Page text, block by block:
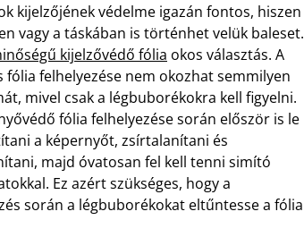
kijelzőjének védelme igazán fontos, hiszen
vagy a táskában is történhet velük baleset.
kijelzővédő fólia okos választás. A
fólia felhelyezése nem okozhat semmilyen
mivel csak a légbuborékokra kell figyelni.
fólia felhelyezése során először is le
a képernyőt, zsírtalanítani és
majd óvatosan fel kell tenni simító
Ez azért szükséges, hogy a
során a légbuborékokat eltűntesse a fólia